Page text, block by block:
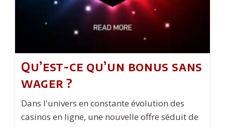
Qu’est-ce qu’un bonus sans
wager ?
Dans l'univers en constante évolution des
casinos en ligne, une nouvelle offre séduit de